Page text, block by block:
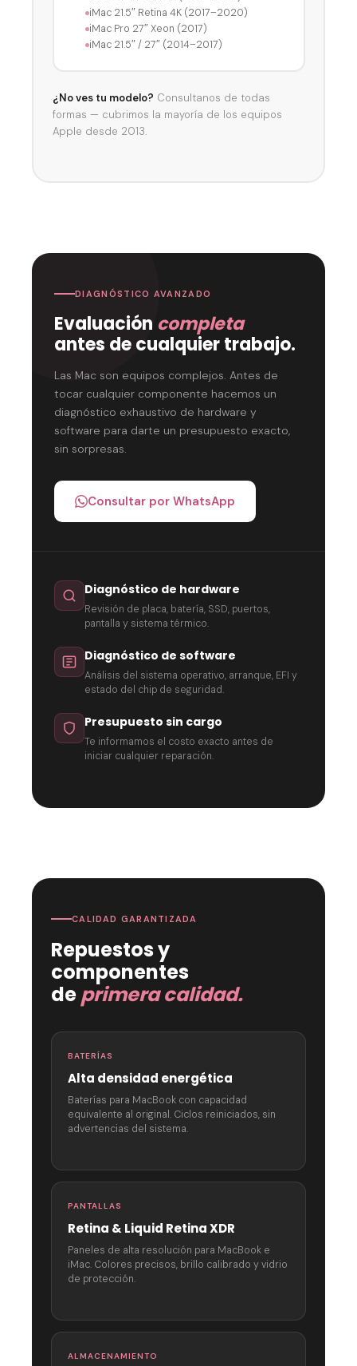
iMac 21.5″ Retina 4K (2017–2020)
iMac Pro 27″ Xeon (2017)
iMac 21.5″ / 27″ (2014–2017)
¿No ves tu modelo? Consultanos de todas
formas — cubrimos la mayoría de los equipos
Apple desde 2013.
DIAGNÓSTICO AVANZADO
Evaluación completa
antes de cualquier trabajo.
Las Mac son equipos complejos. Antes de
tocar cualquier componente hacemos un
diagnóstico exhaustivo de hardware y
software para darte un presupuesto exacto,
sin sorpresas.
Consultar por WhatsApp
Diagnóstico de hardware
Revisión de placa, batería, SSD, puertos,
pantalla y sistema térmico.
Diagnóstico de software
Análisis del sistema operativo, arranque, EFI y
estado del chip de seguridad.
Presupuesto sin cargo
Te informamos el costo exacto antes de
iniciar cualquier reparación.
CALIDAD GARANTIZADA
Repuestos y
componentes
deprimera calidad.
BATERÍAS
Alta densidad energética
Baterías para MacBook con capacidad
equivalente al original. Ciclos reiniciados, sin
advertencias del sistema.
PANTALLAS
Retina & Liquid Retina XDR
Paneles de alta resolución para MacBook e
iMac. Colores precisos, brillo calibrado y vidrio
de protección.
ALMACENAMIENTO